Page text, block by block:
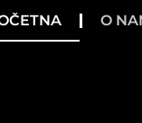
O